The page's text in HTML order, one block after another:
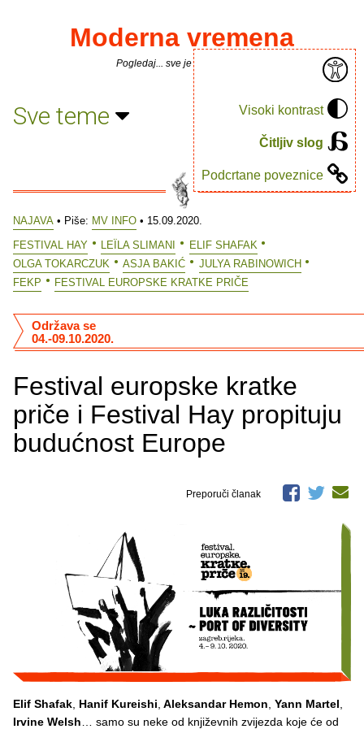
Visoki kontrast
Čitljiv slog
Podcrtane poveznice
Moderna vremena
Pogledaj... sve je puno knjiga.
Sve teme
NAJAVA • Piše: MV INFO • 15.09.2020.
FESTIVAL HAY
LEÏLA SLIMANI
ELIF SHAFAK
OLGA TOKARCZUK
ASJA BAKIĆ
JULYA RABINOWICH
FEKP
FESTIVAL EUROPSKE KRATKE PRIČE
Festival europske kratke
priče i Festival Hay propituju
budućnost Europe
Održava se
04.-09.10.2020.
Preporuči članak
Elif Shafak Hanif Kureishi Aleksandar Hemon Yann Martel
Irvine Welsh … samo su neke od književnih zvijezda koje će od